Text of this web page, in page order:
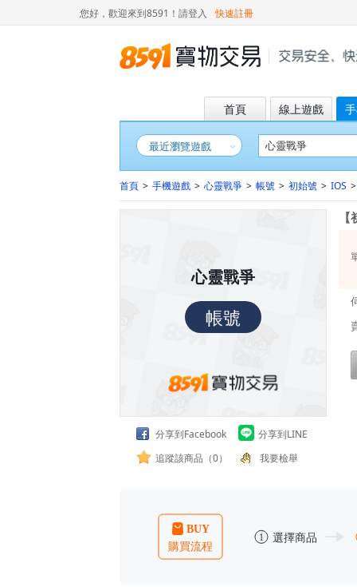
您好，歡迎來到8591！ 請登入 快速註冊
首頁 線上遊戲
最近瀏覽遊戲
首頁 > 手機遊戲 > 心靈戰爭 > 帳號 > 初始號 > IOS >
心靈戰爭
帳號
分享到Facebook
分享到LINE
追蹤該商品（0）
我要檢舉